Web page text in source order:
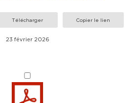
Télécharger Copier le lien
23 février 2026